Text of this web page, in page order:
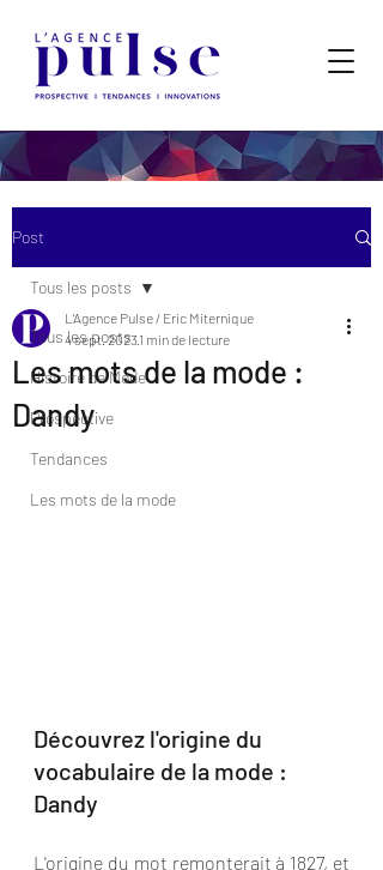
Post
Tous les posts
Histoire de Mode
Prospective
Tendances
Les mots de la mode
Tous les posts
Les mots de la mode :
Dandy
L'Agence Pulse / Eric Miternique
4 sept. 2023 1 min de lecture
Découvrez l'origine du
vocabulaire de la mode :
Dandy
L'origine du mot remonterait à 1827, et